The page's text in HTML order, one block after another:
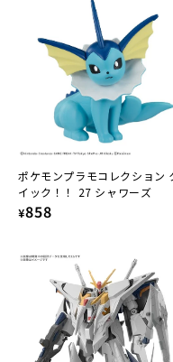
ポケモンプラモコレクション
イック！！ 27 シャワーズ
Regular
¥858